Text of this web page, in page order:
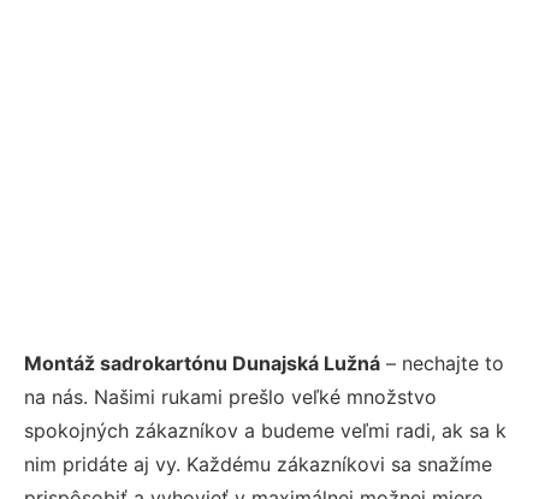
Montáž sadrokartónu Dunajská Lužná – nechajte to
na nás. Našimi rukami prešlo veľké množstvo
spokojných zákazníkov a budeme veľmi radi, ak sa k
nim pridáte aj vy. Každému zákazníkovi sa snažíme